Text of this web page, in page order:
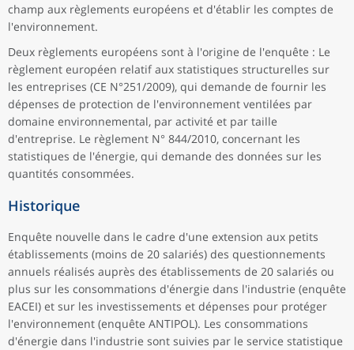
champ aux règlements européens et d'établir les comptes de
l'environnement.
Deux règlements européens sont à l'origine de l'enquête : Le
règlement européen relatif aux statistiques structurelles sur
les entreprises (CE N°251/2009), qui demande de fournir les
dépenses de protection de l'environnement ventilées par
domaine environnemental, par activité et par taille
d'entreprise. Le règlement N° 844/2010, concernant les
statistiques de l'énergie, qui demande des données sur les
quantités consommées.
Historique
Enquête nouvelle dans le cadre d'une extension aux petits
établissements (moins de 20 salariés) des questionnements
annuels réalisés auprès des établissements de 20 salariés ou
plus sur les consommations d'énergie dans l'industrie (enquête
EACEI) et sur les investissements et dépenses pour protéger
l'environnement (enquête ANTIPOL). Les consommations
d'énergie dans l'industrie sont suivies par le service statistique